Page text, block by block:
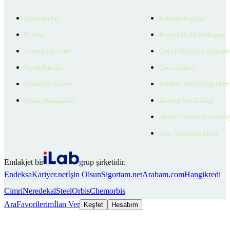
Danışman Bul
Projeler
Ücretsiz İlan Verin
Üyelik Paketleri
EmlakZeka Asistan
Uzman Danışmanlar
Kullanım Koşulları
Bireysel Üyelik Sözleşmesi
Çerez Politikası ve
Çerez Ayarları
Kullanıcı Veri Gizliliği
Ziyaretçi Veri Gizliliği
Müşteri Yetkilisi Veri
Aday Aydınlatma Metni
Emlakjet bir
grup şirketidir.
EndeksaKariyer.netİşin OlsunSigortam.netArabam.comHangikredi
CimriNeredekalSteelOrbisChemorbis
AraFavorilerimİlan Ver Keşfet Hesabım